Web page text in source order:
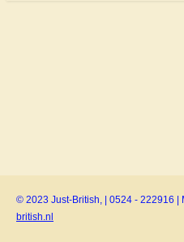
© 2023 Just-British, | 0524 - 222916 |
british.nl